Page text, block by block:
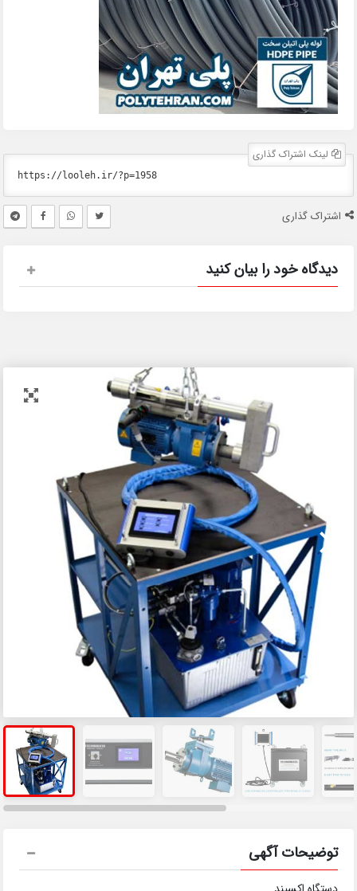
لینک اشتراک گذاری
اشتراک گذاری
دیدگاه خود را بیان کنید
توضیحات آگهی